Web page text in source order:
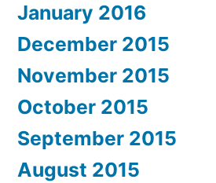
January 2016
December 2015
November 2015
October 2015
September 2015
August 2015